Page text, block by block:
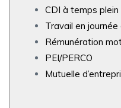
CDI à temps
Travail en
Rémunération
PEI/PERCO
Mutuelle